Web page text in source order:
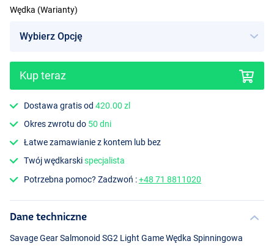
Wędka (Warianty)
Kup teraz
Dostawa gratis od420.00 zl
Okres zwrotu do 50 dni
Łatwe zamawianie z kontem lub bez
Twój wędkarskispecjalista
Potrzebna pomoc? Zadzwoń :+48 71 8811020
Dane techniczne
Savage Gear Salmonoid SG2 Light Game Wędka Spinningowa